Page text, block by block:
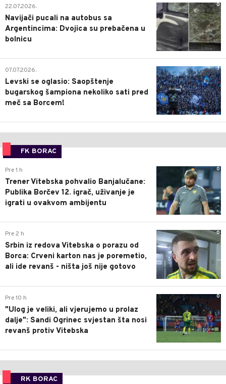
0
22.07.2026.
Navijači pucali na autobus sa
Argentincima: Dvojica su prebačena u
bolnicu
1
07.07.2026.
Levski se oglasio: Saopštenje
bugarskog šampiona nekoliko sati pred
meč sa Borcem!
FK BORAC
0
Pre 1 h
Trener Vitebska pohvalio Banjalučane:
Publika Borčev 12. igrač, uživanje je
igrati u ovakvom ambijentu
0
Pre 2 h
Srbin iz redova Vitebska o porazu od
Borca: Crveni karton nas je poremetio,
ali ide revanš - ništa još nije gotovo
0
Pre 10 h
"Ulog je veliki, ali vjerujemo u prolaz
dalje": Sandi Ogrinec svjestan šta nosi
revanš protiv Vitebska
RK BORAC